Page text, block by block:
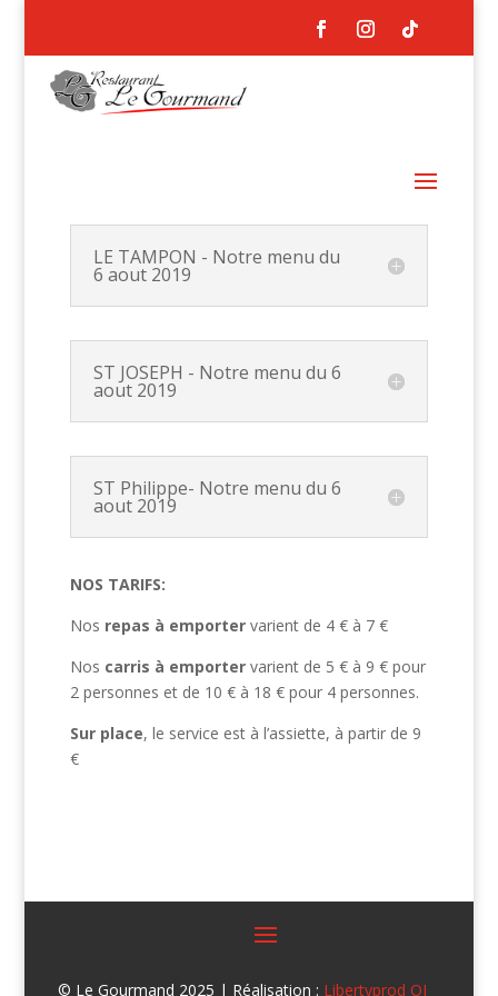
LE TAMPON - Notre menu du
6 aout 2019
ST JOSEPH - Notre menu du 6
aout 2019
ST Philippe- Notre menu du 6
aout 2019
NOS TARIFS:
Nos repas à emportervarient de 4 € à 7 €
Nos carris à emporter varient de 5 € à 9 € pour
2 personnes et de 10 € à 18 € pour 4 personnes.
Sur place, le service est à l’assiette, à partir de 9
€
© Le Gourmand 2025 | Réalisation : Libertyprod OI